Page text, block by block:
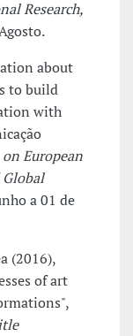
Research,
about
to build
with
European
a 01 de
(2016),
of art